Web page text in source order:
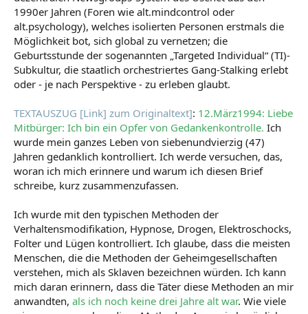
1990er Jahren (Foren wie alt.mindcontrol oder
alt.psychology), welches isolierten Personen erstmals die
Möglichkeit bot, sich global zu vernetzen; die
Geburtsstunde der sogenannten „Targeted Individual“ (TI)-
Subkultur, die staatlich orchestriertes Gang-Stalking erlebt
oder - je nach Perspektive - zu erleben glaubt.
TEXTAUSZUG [Link] zum Originaltext]: 12.März1994: Liebe
Mitbürger: Ich bin ein Opfer von Gedankenkontrolle. Ich
wurde mein ganzes Leben von siebenundvierzig (47)
Jahren gedanklich kontrolliert. Ich werde versuchen, das,
woran ich mich erinnere und warum ich diesen Brief
schreibe, kurz zusammenzufassen.
Ich wurde mit den typischen Methoden der
Verhaltensmodifikation, Hypnose, Drogen, Elektroschocks,
Folter und Lügen kontrolliert. Ich glaube, dass die meisten
Menschen, die die Methoden der Geheimgesellschaften
verstehen, mich als Sklaven bezeichnen würden. Ich kann
mich daran erinnern, dass die Täter diese Methoden an mir
anwandten, als ich noch keine drei Jahre alt war. Wie viele